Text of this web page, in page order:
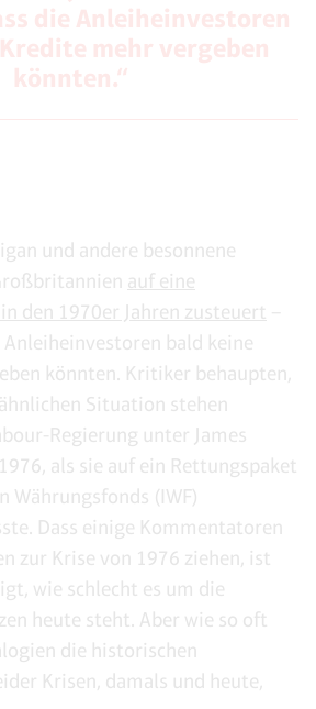
und andere besonnene
auf eine
den 1970er Jahren zusteuert
Anleiheinvestoren bald keine
könnten. Kritiker behaupten,
Situation stehen
Regierung unter James
als sie auf ein Rettungspaket
Währungsfonds (IWF)
Dass einige Kommentatoren
zur Krise von 1976 ziehen, ist
wie schlecht es um die
heute steht. Aber wie so oft
die historischen
Krisen, damals und heute,